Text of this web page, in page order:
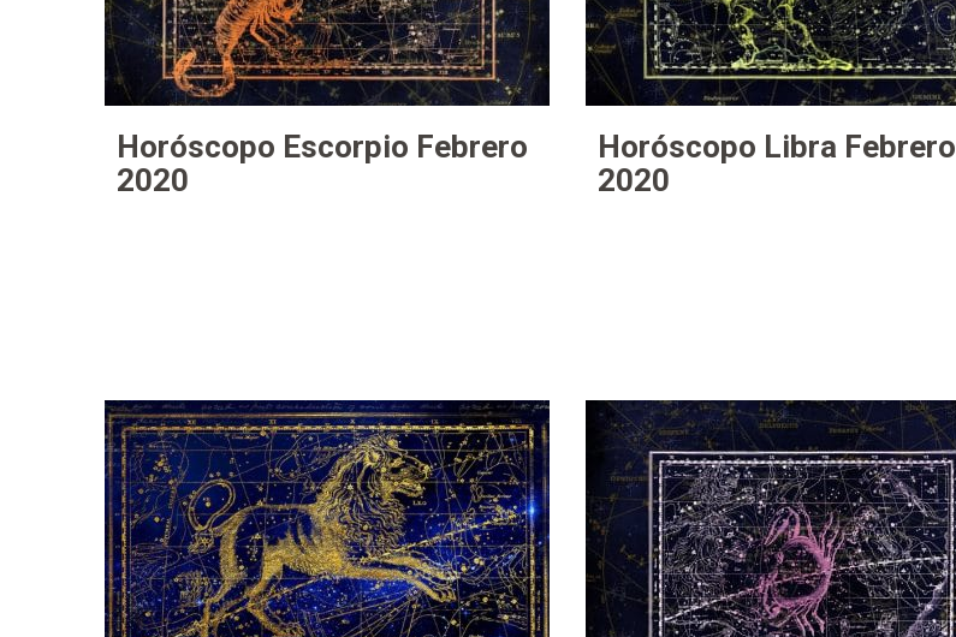
Horóscopo Escorpio Febrero
2020
Horóscopo Libra Febrero
2020